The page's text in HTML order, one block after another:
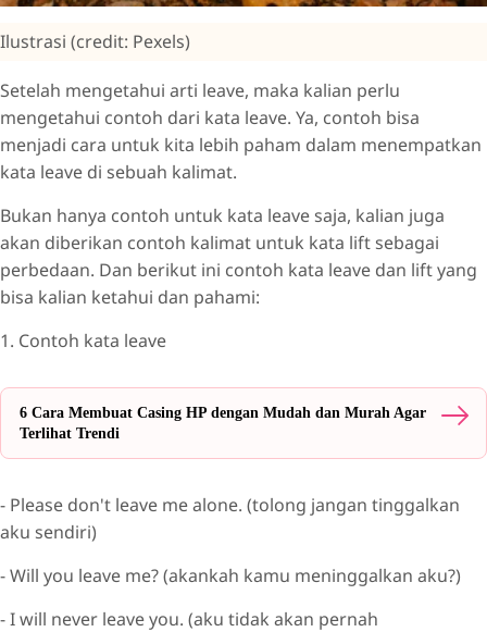
Ilustrasi (credit: Pexels)
Setelah mengetahui arti leave, maka kalian perlu
mengetahui contoh dari kata leave. Ya, contoh bisa
menjadi cara untuk kita lebih paham dalam menempatkan
kata leave di sebuah kalimat.
Bukan hanya contoh untuk kata leave saja, kalian juga
akan diberikan contoh kalimat untuk kata lift sebagai
perbedaan. Dan berikut ini contoh kata leave dan lift yang
bisa kalian ketahui dan pahami:
1. Contoh kata leave
6 Cara Membuat Casing HP dengan Mudah dan Murah Agar
Terlihat Trendi
- Please don't leave me alone. (tolong jangan tinggalkan
aku sendiri)
- Will you leave me? (akankah kamu meninggalkan aku?)
- I will never leave you. (aku tidak akan pernah